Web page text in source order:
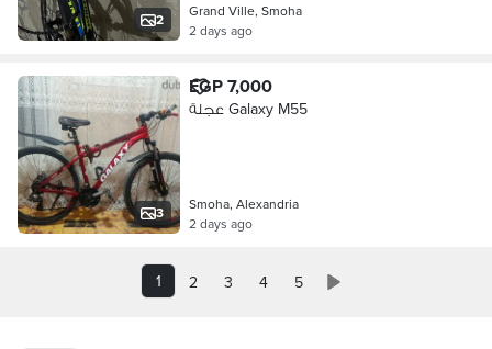
2
Grand Ville, Smoha
2 days ago
3
EGP 7,000
عجلة Galaxy M55
Smoha, Alexandria
2 days ago
1 2 3 4 5